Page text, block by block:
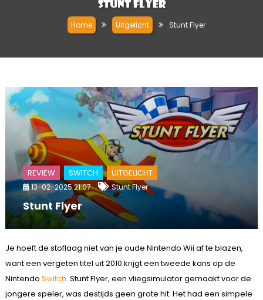
Stunt Flyer
Home Uitgelicht Stunt Flyer
REVIEW SWITCH UITGELICHT
13-02-2025 21:07 Stunt Flyer
Stunt Flyer
Je hoeft de stoflaag niet van je oude Nintendo Wii af te blazen,
want een vergeten titel uit 2010 krijgt een tweede kans op de
Nintendo Switch. Stunt Flyer, een vliegsimulator gemaakt voor de
jongere speler, was destijds geen grote hit. Het had een simpele